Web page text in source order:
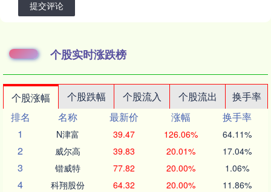
提交评论
个股实时涨跌榜
个股涨幅 个股跌幅 个股流入 个股流出
换手率
排名
名称 最新价 涨幅
换手率
1
N津富 39.47 126.06% 64.11%
2 威尔高 39.83 20.01% 17.04%
3 锴威特 77.82 20.00% 1.06%
4 科翔股份 64.32 20.00% 11.86%